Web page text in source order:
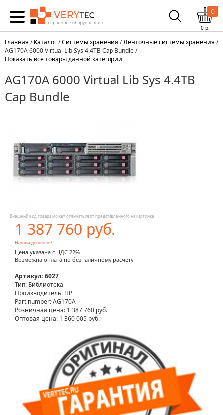
0
0р.
Главная /Каталог/Системы хранения /Ленточные системы хранения /
AG170A 6000 Virtual Lib Sys 4.4TB Cap Bundle /
Показать все товары данной категории
AG170A 6000 Virtual Lib Sys 4.4TB
Cap Bundle
Внешний вид товара может отличаться от представленного на картинке
1 387 760 руб.
Нашли дешевле?
Цена указана с НДС 22%
Возможна оплата по безналичному расчету
Артикул: 6027
Тип: Библиотека
Производитель: HP
Part number: AG170A
Розничная цена: 1 387 760 руб.
Оптовая цена: 1 360 005 руб.